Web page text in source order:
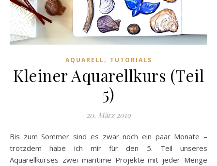
AQUARELL, TUTORIALS
Kleiner Aquarellkurs (Teil
5)
20. März 2019
Bis zum Sommer sind es zwar noch ein paar Monate –
trotzdem habe ich mir für den 5. Teil unseres
Aquarellkurses zwei maritime Projekte mit jeder Menge